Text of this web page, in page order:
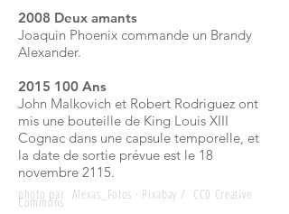
2008 Deux amants
Joaquin Phoenix commande un Brandy
Alexander.
2015 100 Ans
John Malkovich et Robert Rodriguez ont
mis une bouteille de King Louis XIII
Cognac dans une capsule temporelle, et
la date de sortie prévue est le 18
novembre 2115.
photo par Alexas_Fotos · Pixabay / CC0 Creative
Commons